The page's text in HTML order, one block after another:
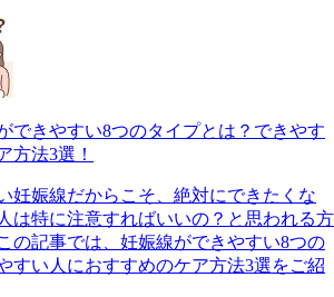
できやすい8つのタイプとは？できやす
方法3選！
妊娠線だからこそ、絶対にできたくな
は特に注意すればいいの？と思われる方
の記事では、妊娠線ができやすい8つの
すい人におすすめのケア方法3選をご紹